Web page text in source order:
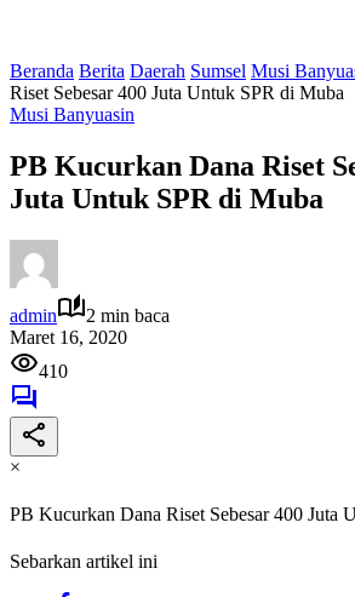
Beranda Berita Daerah Sumsel Musi
Riset Sebesar 400 Juta Untuk SPR di Muba
Musi Banyuasin
PB Kucurkan Dana Riset
Juta Untuk SPR di Muba
admin
2 min baca
Maret 16, 2020
410
×
PB Kucurkan Dana Riset Sebesar 400 Juta
Sebarkan artikel ini